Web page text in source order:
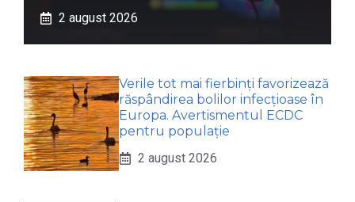
2 august 2026
Verile tot mai fierbinți favorizează
răspândirea bolilor infecțioase în
Europa. Avertismentul ECDC
pentru populație
2 august 2026